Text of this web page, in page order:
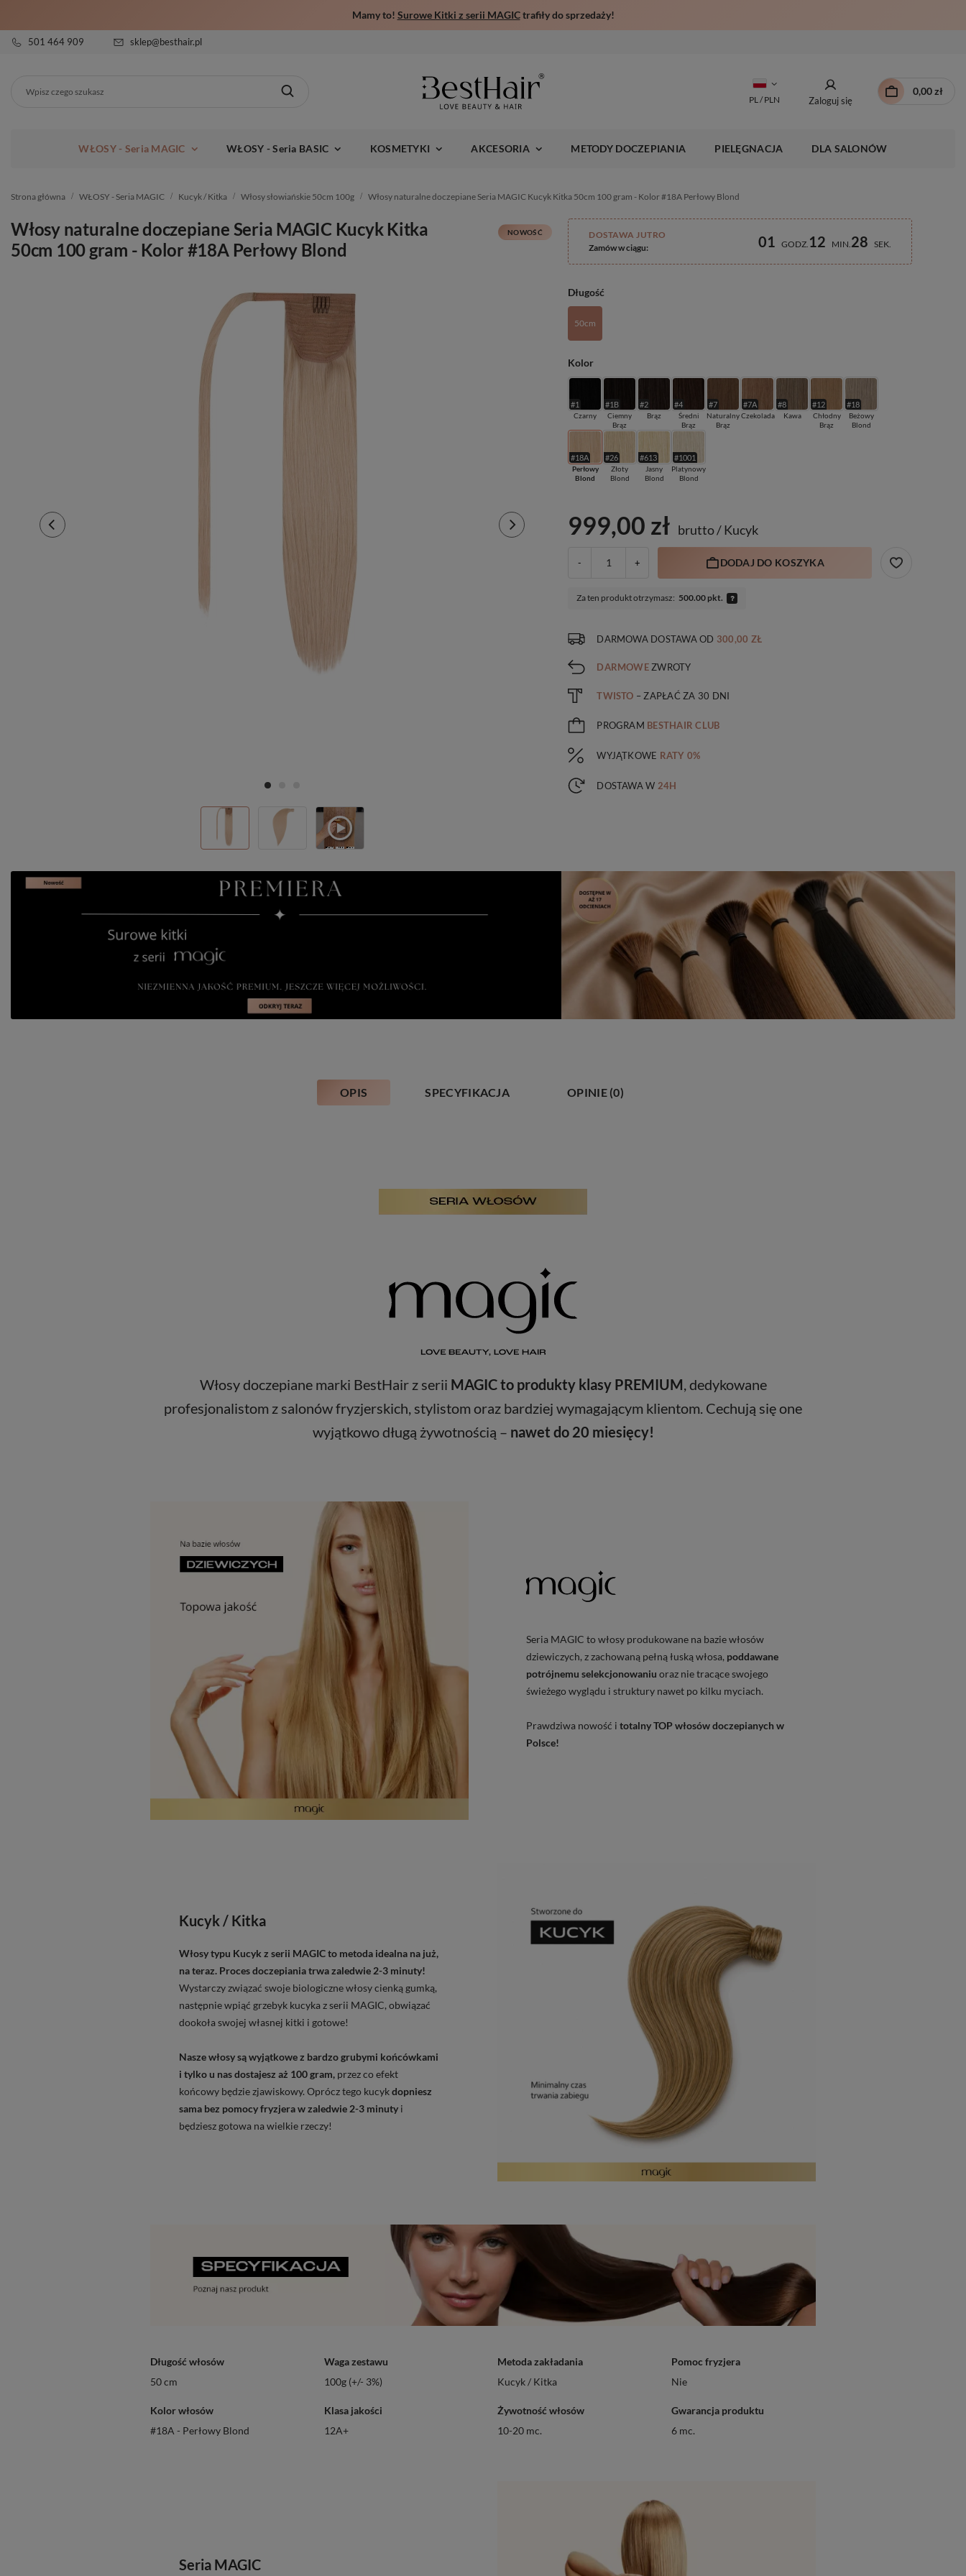
Mamy to! Surowe Kitki z serii MAGICtrafiły do sprzedaży!
501 464 909 sklep@besthair.pl
PL / PLN Zaloguj się
0,00 zł
WŁOSY - Seria MAGIC WŁOSY - Seria BASIC KOSMETYKI AKCESORIA METODY DOCZEPIANIA PIELĘGNACJA DLA SALONÓW
Strona główna WŁOSY - Seria MAGIC Kucyk / Kitka Włosy słowiańskie 50cm 100g Włosy naturalne doczepiane Seria MAGIC Kucyk Kitka 50cm 100 gram - Kolor #18A Perłowy Blond
Włosy naturalne doczepiane Seria MAGIC Kucyk Kitka
50cm 100 gram - Kolor #18A Perłowy Blond
NOWOŚĆ
DOSTAWA JUTRO
Zamów w ciągu:
01 GODZ 12 MIN 27 SEK
Długość
50cm
Kolor
#1
Czarny
#1B
Ciemny
Brąz
#2
Brąz
#4
Średni
Brąz
#7
Naturalny
Brąz
#7A
Czekolada
#8
Kawa
#12
Chłodny
Brąz
#18
Beżowy
Blond
#18A
Perłowy
Blond
#26
Złoty
Blond
#613
Jasny
Blond
#1001
Platynowy
Blond
999,00 zł brutto/Kucyk
- + DODAJ DO KOSZYKA
Za ten produkt otrzymasz: 500.00 pkt.
DARMOWA DOSTAWAOD 300,00 ZŁ
DARMOWEZWROTY
TWISTO – ZAPŁAĆ ZA 30 DNI
PROGRAM BESTHAIR CLUB
WYJĄTKOWE RATY 0%
DOSTAWA W 24H
OPIS SPECYFIKACJA OPINIE (0)
Włosy doczepiane marki BestHair z serii MAGIC to produkty klasy PREMIUM, dedykowane
profesjonalistom z salonów fryzjerskich, stylistom oraz bardziej wymagającym klientom. Cechują się one
wyjątkowo długą żywotnością – nawet do 20 miesięcy!
Seria MAGIC to włosy produkowane na bazie włosów
dziewiczych, z zachowaną pełną łuską włosa, poddawane
potrójnemu selekcjonowaniu oraz nie tracące swojego
świeżego wyglądu i struktury nawet po kilku myciach.
Prawdziwa nowość i totalny TOP włosów doczepianych w
Polsce!
Kucyk / Kitka
Włosy typu Kucyk z serii MAGICto metoda idealna na już,
na teraz. Proces doczepiania trwa zaledwie 2-3 minuty!
Wystarczy związać swoje biologiczne włosy cienką gumką,
następnie wpiąć grzebyk kucyka z serii MAGIC, obwiązać
dookoła swojej własnej kitki i gotowe!
Nasze włosy są wyjątkowe z bardzo grubymi końcówkami
i tylko u nas dostajesz aż 100 gram, przez co efekt
końcowy będzie zjawiskowy. Oprócz tego kucykdopniesz
sama bez pomocy fryzjera w zaledwie 2-3 minuty i
będziesz gotowa na wielkie rzeczy!
Długość włosów
50 cm
Waga zestawu
100g (+/- 3%)
Metoda zakładania
Kucyk / Kitka
Pomoc fryzjera
Nie
Kolor włosów
#18A - Perłowy Blond
Klasa jakości
12A+
Żywotność włosów
10-20 mc.
Gwarancja produktu
6 mc.
Seria MAGIC